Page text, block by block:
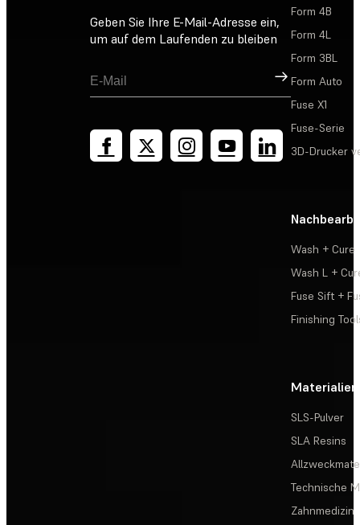
Geben Sie Ihre E-Mail-Adresse ein,
um auf dem Laufenden zu bleiben
Registrieren
Form 4B
Form 4L
Form 3BL
Form Auto
Fuse X1
Fuse-Serie
3D-Drucker
Wash + Cure
Wash L +
Fuse Sift +
Finishing
Materialien
SLS-Pulver
SLA Resins
Technische
Zahnmedizin